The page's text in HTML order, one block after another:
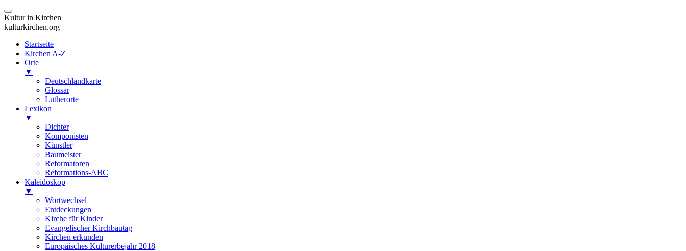
Kultur in Kirchen
kulturkirchen.org
Startseite
Kirchen A-Z
Orte
▼
Deutschlandkarte
Glossar
Lutherorte
Lexikon
▼
Dichter
Komponisten
Künstler
Baumeister
Reformatoren
Reformations-ABC
Kaleidoskop
▼
Wortwechsel
Entdeckungen
Kirche für Kinder
Evangelischer Kirchbautag
Kirchen erkunden
Europäisches Kulturerbejahr 2018